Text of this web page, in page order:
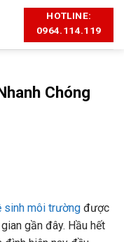
HOTLINE:
0964.114.119
Chóng
sinh môi trường được
gần đây. Hầu hết